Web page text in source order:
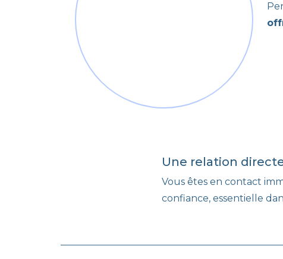
Une relation
Vous êtes en contact
confiance, essentielle